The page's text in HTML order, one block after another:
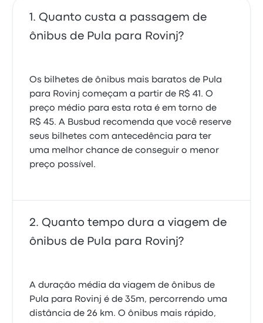
Quanto custa a passagem de
ônibus de Pula para Rovinj?
Os bilhetes de ônibus mais baratos de Pula
para Rovinj começam a partir de R$ 41. O
preço médio para esta rota é em torno de
R$ 45. A Busbud recomenda que você reserve
seus bilhetes com antecedência para ter
uma melhor chance de conseguir o menor
preço possível.
Quanto tempo dura a viagem de
ônibus de Pula para Rovinj?
A duração média da viagem de ônibus de
Pula para Rovinj é de 35m, percorrendo uma
distância de 26 km. O ônibus mais rápido,